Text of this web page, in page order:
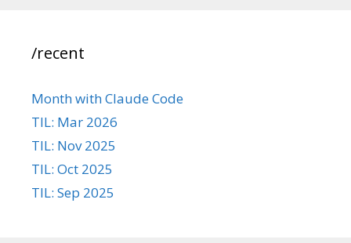
/recent
Month with Claude Code
TIL: Mar 2026
TIL: Nov 2025
TIL: Oct 2025
TIL: Sep 2025